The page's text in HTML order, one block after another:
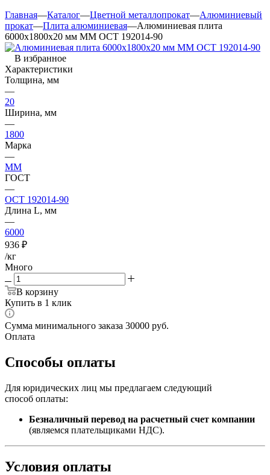
Главная—Каталог—Цветной металлопрокат—Алюминиевый
прокат—Плита алюминиевая—Алюминиевая плита
6000х1800х20 мм ММ ОСТ 192014-90
В избранное
Характеристики
Толщина, мм
—
20
Ширина, мм
—
1800
Марка
—
ММ
ГОСТ
—
ОСТ 192014-90
Длина L, мм
—
6000
936 ₽
/кг
Много
В корзину
Купить в 1 клик
Сумма минимального заказа 30000 руб.
Оплата
Способы оплаты
Для юридических лиц мы предлагаем следующий
способ оплаты:
Безналичный перевод на расчетный счет компании
(являемся плательщиками НДС).
Условия оплаты